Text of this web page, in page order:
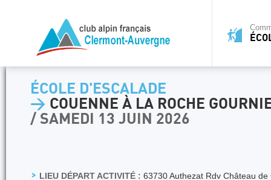
ÉCOLE D'ESCALADE
> COUENNE À LA ROCHE
/ SAMEDI 13 JUIN 2026
LIEU DÉPART ACTIVITÉ : 63730 Authezat Rdv Château